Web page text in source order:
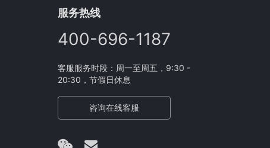
服务热线
400-696-1187
客服服务时段：周一至周五，9:30 -
20:30，节假日休息
咨询在线客服